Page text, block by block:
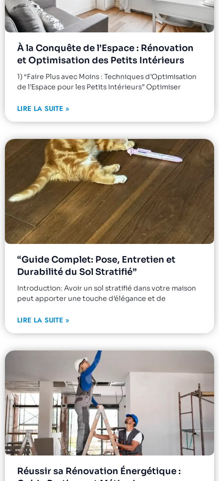
À la Conquête de l’Espace : Rénovation
et Optimisation des Petits Intérieurs
1) “Faire Plus avec Moins : Techniques d’Optimisation
de l’Espace pour les Petits Intérieurs” Optimiser
LIRE LA SUITE »
“Guide Complet: Pose, Entretien et
Durabilité du Sol Stratifié”
Introduction: Avoir un sol stratifié dans votre maison
peut apporter une touche d’élégance et de
LIRE LA SUITE »
Réussir sa Rénovation Énergétique :